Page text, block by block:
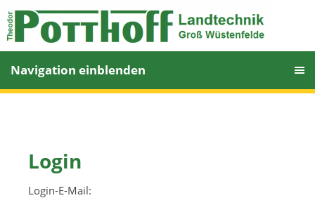
Navigation einblenden
Login
Login-E-Mail: